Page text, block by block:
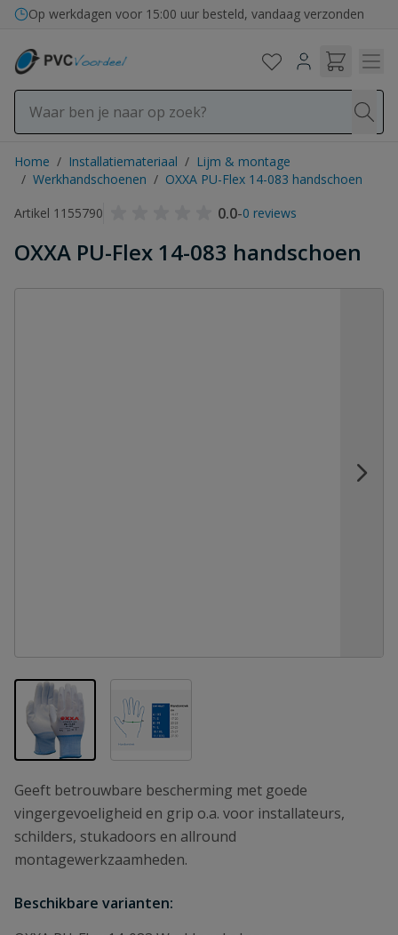
Ga naar de inhoud
Bezorging in binnen- en buitenland
Op werkdagen voor 15:00 uur besteld, vandaag verzonden
Home / Installatiemateriaal / Lijm & montage
/ Werkhandschoenen / OXXA PU-Flex 14-083 handschoen
Artikel 1155790
0.0-0 reviews
OXXA PU-Flex 14-083 handschoen
View larger image
Geeft betrouwbare bescherming met goede
vingergevoeligheid en grip o.a. voor installateurs,
schilders, stukadoors en allround
montagewerkzaamheden.
Beschikbare varianten: